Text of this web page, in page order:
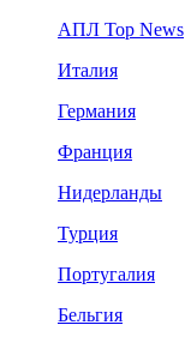
АПЛ Top News
Италия
Германия
Франция
Нидерланды
Турция
Португалия
Бельгия